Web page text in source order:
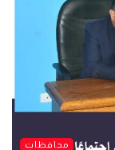
محافظات